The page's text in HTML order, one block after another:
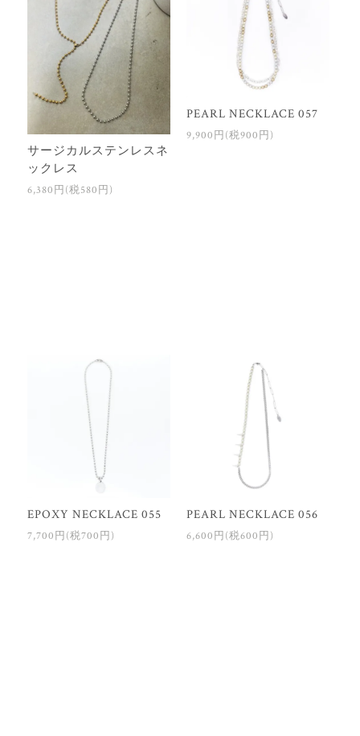
サージカルステンレスネ
ックレス
6,380円(税580円)
PEARL NECKLACE 057
9,900円(税900円)
EPOXY NECKLACE 055
7,700円(税700円)
PEARL NECKLACE 056
6,600円(税600円)